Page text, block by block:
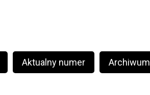
Aktualny numer Archiwum